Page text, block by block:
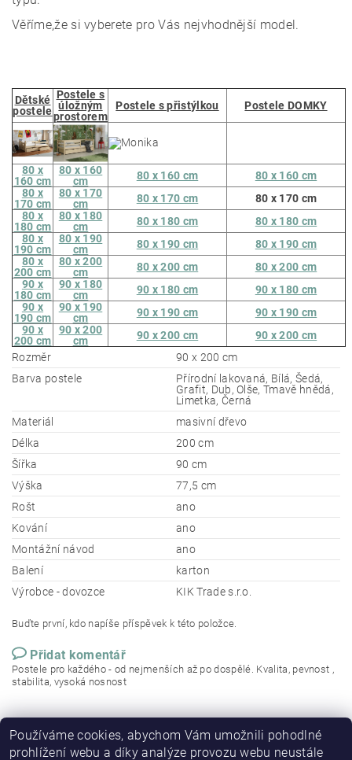
Věříme,že si vyberete pro Vás nejvhodnější model.
Dětské
postele
Postele s
úložným
prostorem
Postele s přistýlkou Postele DOMKY
80 x
160 cm
80 x 160
cm
80 x 160 cm
80 x 160 cm
80 x
170 cm
80 x 170
cm
80 x 170 cm
80 x 170 cm
80 x
180 cm
80 x 180
cm
80 x 180 cm
80 x 180 cm
80 x
190 cm
80 x 190
cm
80 x 190 cm
80 x 190 cm
80 x
200 cm
80 x 200
cm
80 x 200 cm
80 x 200 cm
90 x
180 cm
90 x 180
cm
90 x 180 cm
90 x 180 cm
90 x
190 cm
90 x 190
cm
90 x 190 cm
90 x 190 cm
90 x
200 cm
90 x 200
cm
90 x 200 cm
90 x 200 cm
Rozměr
90 x 200 cm
Barva postele
Přírodní lakovaná, Bílá, Šedá,
Grafit, Dub, Olše, Tmavě hnědá,
Limetka, Černá
Materiál
masivní dřevo
Délka
200 cm
Šířka
90 cm
Výška
77,5 cm
Rošt
ano
Kování
ano
Montážní návod
ano
Balení
karton
Výrobce - dovozce
KIK Trade s.r.o.
Buďte první, kdo napíše příspěvek k této položce.
Přidat komentář
Postele pro každého - od nejmenších až po dospělé. Kvalita, pevnost ,
stabilita, vysoká nosnost
Používáme cookies, abychom Vám umožnili pohodlné
prohlížení webu a díky analýze provozu webu neustále